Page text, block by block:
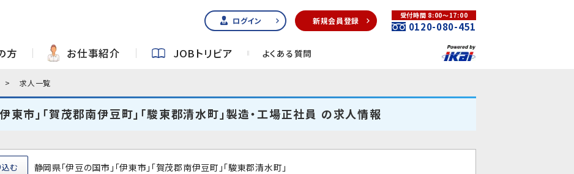
ログイン 新規会員登録
受付時間 8:00～17:00
0120-080-451
方 お仕事紹介 JOBトリビア よくある質問
求人一覧
東市」「賀茂郡南伊豆町」「駿東郡清水町」製造・工場正社員 の求人情報
静岡県「伊豆の国市」「伊東市」「賀茂郡南伊豆町」「駿東郡清水町」